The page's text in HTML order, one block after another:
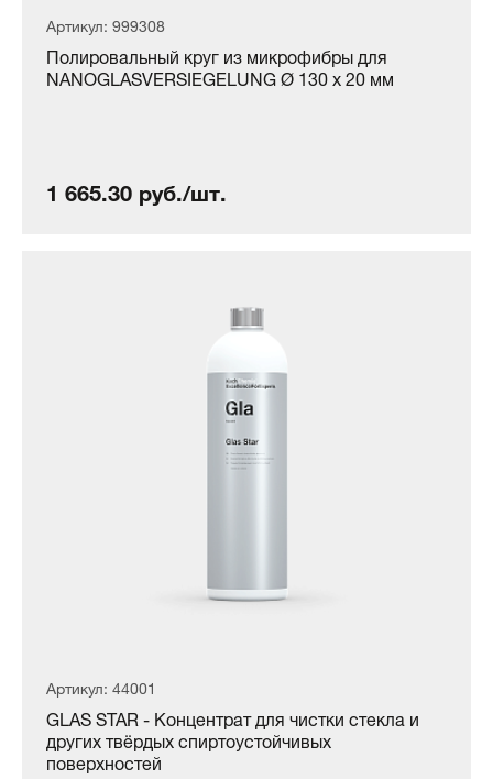
Артикул: 999308
Полировальный круг из микрофибры для
NANOGLASVERSIEGELUNG Ø 130 x 20 мм
1 665.30 руб./шт.
Артикул: 44001
GLAS STAR - Концентрат для чистки стекла и
других твёрдых спиртоустойчивых
поверхностей